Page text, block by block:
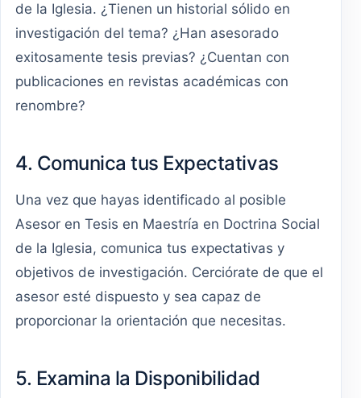
de la Iglesia. ¿Tienen un historial sólido en
investigación del tema? ¿Han asesorado
exitosamente tesis previas? ¿Cuentan con
publicaciones en revistas académicas con
renombre?
4. Comunica tus Expectativas
Una vez que hayas identificado al posible
Asesor en Tesis en Maestría en Doctrina Social
de la Iglesia, comunica tus expectativas y
objetivos de investigación. Cerciórate de que el
asesor esté dispuesto y sea capaz de
proporcionar la orientación que necesitas.
5. Examina la Disponibilidad